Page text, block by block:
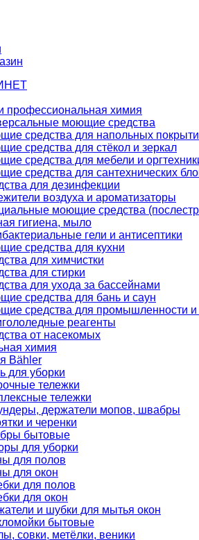
профессиональная химия
моющие средства
средства для напольных
средства для стёкол и зеркал
средства для мебели и
средства для сантехнических
для дезинфекции
воздуха и ароматизаторы
моющие средства
гигиена, мыло
гели и антисептики
средства для кухни
для химчистки
для стирки
для ухода за бассейнами
средства для бань и саун
средства для промышленности и
реагенты
от насекомых
химия
Bähler
для уборки
тележки
тележки
держатели мопов, швабры
и черенки
бытовые
для уборки
для полов
для окон
для полов
для окон
и шубки для мытья окон
бытовые
совки, метёлки, веники